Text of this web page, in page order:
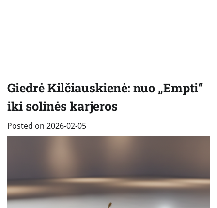
Giedrė Kilčiauskienė: nuo „Empti“
iki solinės karjeros
Posted on 2026-02-05